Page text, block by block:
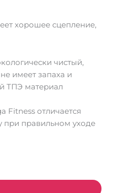
хорошее сцепление,
чистый,
имеет запаха и
ТПЭ материал
Fitness отличается
при правильном уходе